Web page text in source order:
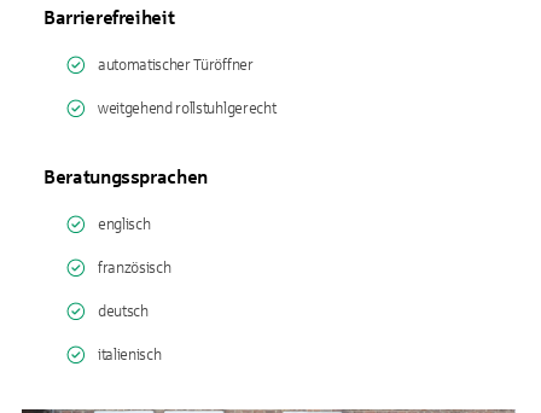
Barrierefreiheit
automatischer Türöffner
weitgehend rollstuhlgerecht
Beratungssprachen
englisch
französisch
deutsch
italienisch